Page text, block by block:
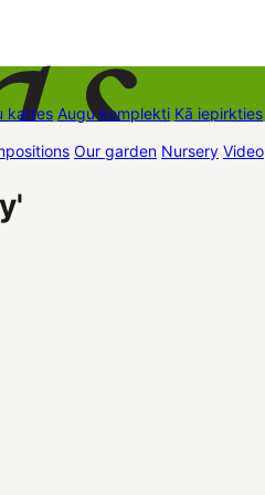
kartes Augu komplekti Kā iepirkties
Our garden Nursery Video